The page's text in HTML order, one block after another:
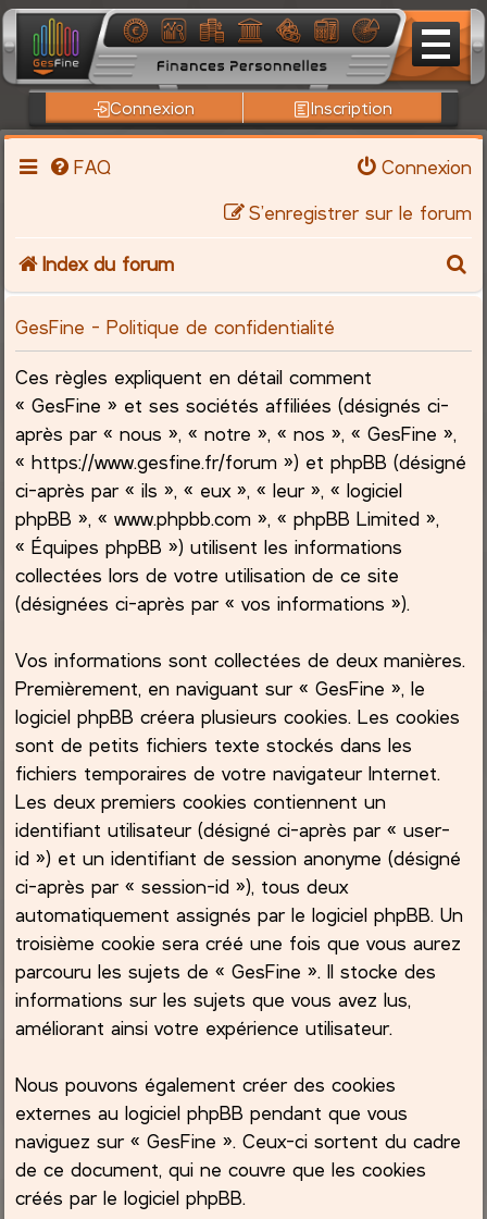
Connexion Inscription
FAQ
Connexion
S’enregistrer sur le forum
Index du forum
c
GesFine - Politique de confidentialité
Ces règles expliquent en détail comment
« GesFine » et ses sociétés affiliées (désignés ci-
après par « nous », « notre », « nos », « GesFine »,
« https://www.gesfine.fr/forum ») et phpBB (désigné
ci-après par « ils », « eux », « leur », « logiciel
phpBB », « www.phpbb.com », « phpBB Limited »,
« Équipes phpBB ») utilisent les informations
collectées lors de votre utilisation de ce site
(désignées ci-après par « vos informations »).
Vos informations sont collectées de deux manières.
Premièrement, en naviguant sur « GesFine », le
logiciel phpBB créera plusieurs cookies. Les cookies
sont de petits fichiers texte stockés dans les
fichiers temporaires de votre navigateur Internet.
Les deux premiers cookies contiennent un
identifiant utilisateur (désigné ci-après par « user-
id ») et un identifiant de session anonyme (désigné
ci-après par « session-id »), tous deux
automatiquement assignés par le logiciel phpBB. Un
troisième cookie sera créé une fois que vous aurez
parcouru les sujets de « GesFine ». Il stocke des
informations sur les sujets que vous avez lus,
améliorant ainsi votre expérience utilisateur.
Nous pouvons également créer des cookies
externes au logiciel phpBB pendant que vous
naviguez sur « GesFine ». Ceux-ci sortent du cadre
de ce document, qui ne couvre que les cookies
créés par le logiciel phpBB.